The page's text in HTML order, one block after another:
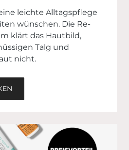
leichte Alltagspflege
wünschen. Die Re-
klärt das Hautbild,
Talg und
nicht.